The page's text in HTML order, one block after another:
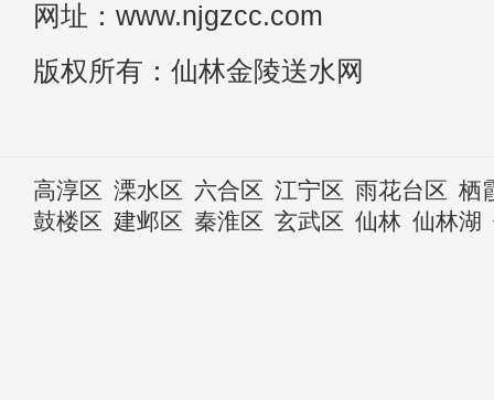
网址：www.njgzcc.com
版权所有：仙林金陵送水网
高淳区 溧水区 六合区 江宁区 雨花台区 栖
鼓楼区 建邺区 秦淮区 玄武区 仙林 仙林湖